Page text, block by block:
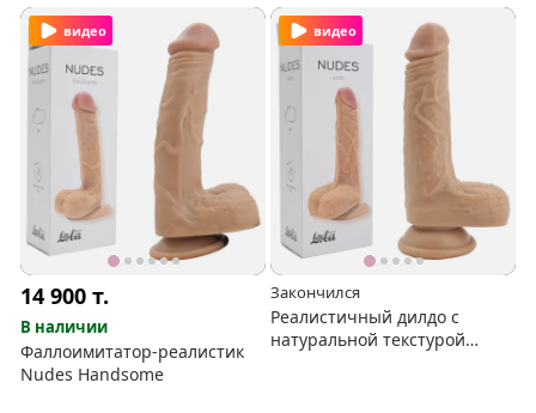
видео
14 900т.
В наличии
Фаллоимитатор-реалистик
Nudes Handsome
видео
Закончился
Реалистичный дилдо с
натуральной текстурой